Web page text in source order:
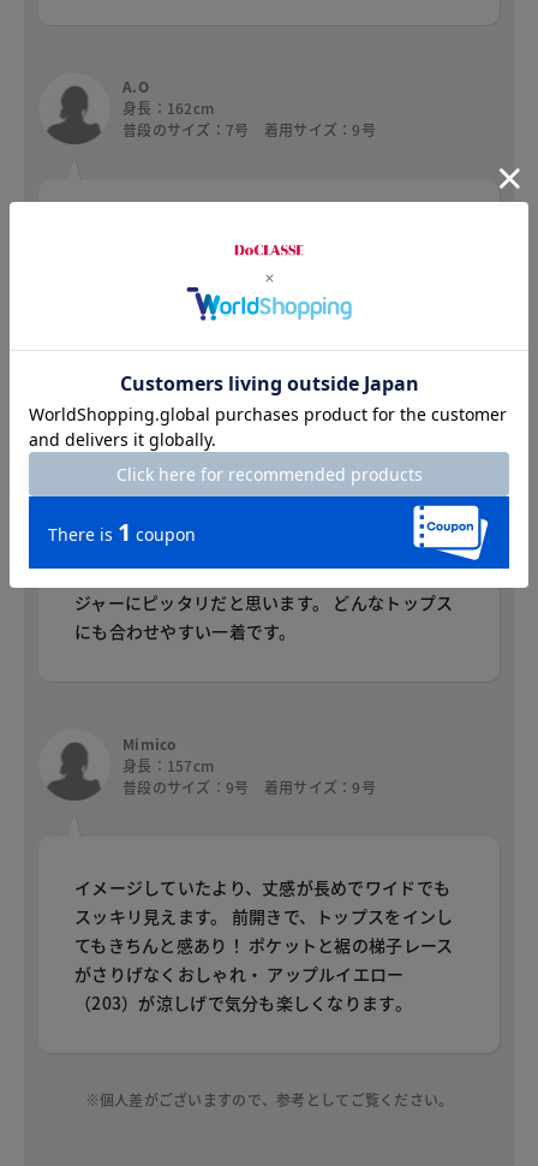
A.O
身長：162cm
普段のサイズ：7号 着用サイズ：9号
なので取り入れやすい。落ち感があるデザインな
ので今までワイドが苦手な方にもお薦め。
身長：159cm
普段のサイズ：9号 着用サイズ：9号
色がとってもかわいいです。ワイドなのでお尻の
ラインも気にならず、素材もリネンなので夏のレ
ジャーにピッタリだと思います。 どんなトップス
にも合わせやすい一着です。
Mimico
身長：157cm
普段のサイズ：9号 着用サイズ：9号
イメージしていたより、丈感が長めでワイドでも
スッキリ見えます。 前開きで、トップスをインし
てもきちんと感あり！ ポケットと裾の梯子レース
がさりげなくおしゃれ・ アップルイエロー
（203）が涼しげで気分も楽しくなります。
※個人差がございますので、参考としてご覧ください。